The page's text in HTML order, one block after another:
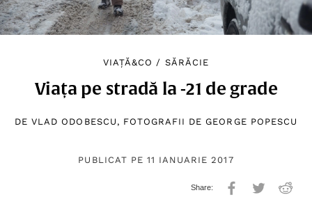
VIAȚĂ&CO / SĂRĂCIE
Viața pe stradă la -21 de grade
DEVLAD ODOBESCU , FOTOGRAFII DE GEORGE POPESCU
PUBLICAT PE 11 IANUARIE 2017